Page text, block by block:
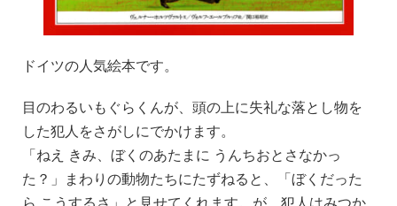
ドイツの人気絵本です。
目のわるいもぐらくんが、頭の上に失礼な落とし物を
した犯人をさがしにでかけます。
「ねえ きみ、ぼくのあたまに うんちおとさなかっ
た？」まわりの動物たちにたずねると、「ぼくだった
ら こうするさ」と見せてくれます。が、犯人はみつか